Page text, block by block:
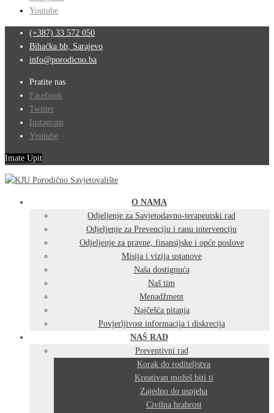
Youtube
(+387) 33 572 050
Bihaćka bb, Sarajevo
info@porodicno.ba
Pratite nas
Facebook
Twitter
Instagram
Youtube
Imate Upit
O NAMA
Odjeljenje za Savjetodavno-terapeutski rad
Odjeljenje za Prevenciju i ranu intervenciju
Odjeljenje za pravne, finansijske i opće poslove
Misija i vizija ustanove
Naša dostignuća
Naš tim
Menadžment
Najčešća pitanja
Povjerljivost informacija i diskrecija
NAŠ RAD
Preventivni rad
Korak do roditeljstva
Kreativan možeš biti ti
Zajedno do uspjeha
Civilna hrabrost